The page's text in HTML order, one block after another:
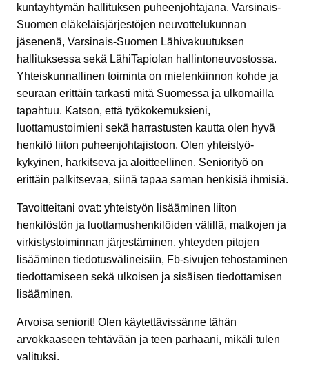
kuntayhtymän hallituksen puheenjohtajana, Varsinais-
Suomen eläkeläisjärjestöjen neuvottelukunnan
jäsenenä, Varsinais-Suomen Lähivakuutuksen
hallituksessa sekä LähiTapiolan hallintoneuvostossa.
Yhteiskunnallinen toiminta on mielenkiinnon kohde ja
seuraan erittäin tarkasti mitä Suomessa ja ulkomailla
tapahtuu. Katson, että työkokemuksieni,
luottamustoimieni sekä harrastusten kautta olen hyvä
henkilö liiton puheenjohtajistoon. Olen yhteistyö-
kykyinen, harkitseva ja aloitteellinen. Seniorityö on
erittäin palkitsevaa, siinä tapaa saman henkisiä ihmisiä.
Tavoitteitani ovat: yhteistyön lisääminen liiton
henkilöstön ja luottamushenkilöiden välillä, matkojen ja
virkistystoiminnan järjestäminen, yhteyden pitojen
lisääminen tiedotusvälineisiin, Fb-sivujen tehostaminen
tiedottamiseen sekä ulkoisen ja sisäisen tiedottamisen
lisääminen.
Arvoisa seniorit! Olen käytettävissänne tähän
arvokkaaseen tehtävään ja teen parhaani, mikäli tulen
valituksi.